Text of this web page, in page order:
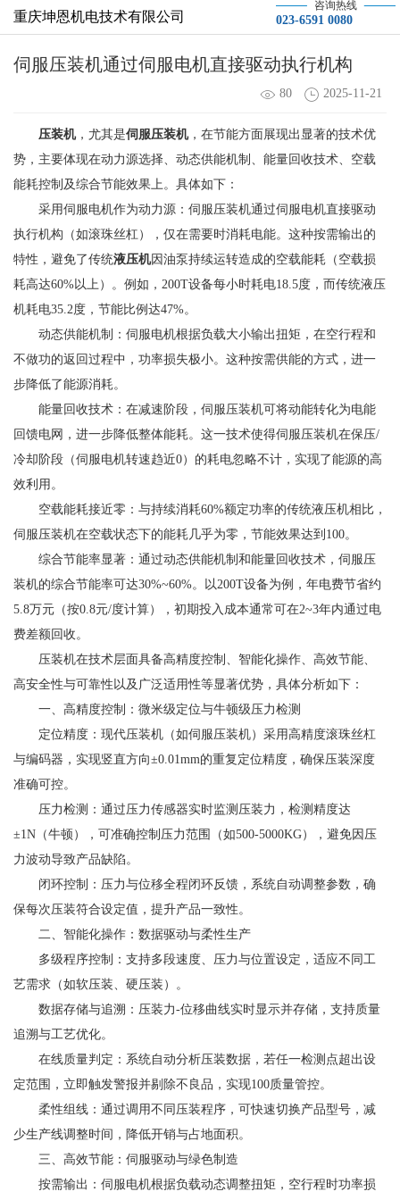
重庆坤恩机电技术有限公司
咨询热线
023-6591 0080
伺服压装机通过伺服电机直接驱动执行机构
80 2025-11-21
压装机，尤其是伺服压装机，在节能方面展现出显著的技术优
势，主要体现在动力源选择、动态供能机制、能量回收技术、空载
能耗控制及综合节能效果上。具体如下：
采用伺服电机作为动力源：伺服压装机通过伺服电机直接驱动
执行机构（如滚珠丝杠），仅在需要时消耗电能。这种按需输出的
特性，避免了传统液压机因油泵持续运转造成的空载能耗（空载损
耗高达60%以上）。例如，200T设备每小时耗电18.5度，而传统液压
机耗电35.2度，节能比例达47%。
动态供能机制：伺服电机根据负载大小输出扭矩，在空行程和
不做功的返回过程中，功率损失极小。这种按需供能的方式，进一
步降低了能源消耗。
能量回收技术：在减速阶段，伺服压装机可将动能转化为电能
回馈电网，进一步降低整体能耗。这一技术使得伺服压装机在保压/
冷却阶段（伺服电机转速趋近0）的耗电忽略不计，实现了能源的高
效利用。
空载能耗接近零：与持续消耗60%额定功率的传统液压机相比，
伺服压装机在空载状态下的能耗几乎为零，节能效果达到100。
综合节能率显著：通过动态供能机制和能量回收技术，伺服压
装机的综合节能率可达30%~60%。以200T设备为例，年电费节省约
5.8万元（按0.8元/度计算），初期投入成本通常可在2~3年内通过电
费差额回收。
压装机在技术层面具备高精度控制、智能化操作、高效节能、
高安全性与可靠性以及广泛适用性等显著优势，具体分析如下：
一、高精度控制：微米级定位与牛顿级压力检测
定位精度：现代压装机（如伺服压装机）采用高精度滚珠丝杠
与编码器，实现竖直方向±0.01mm的重复定位精度，确保压装深度
准确可控。
压力检测：通过压力传感器实时监测压装力，检测精度达
±1N（牛顿），可准确控制压力范围（如500-5000KG），避免因压
力波动导致产品缺陷。
闭环控制：压力与位移全程闭环反馈，系统自动调整参数，确
保每次压装符合设定值，提升产品一致性。
二、智能化操作：数据驱动与柔性生产
多级程序控制：支持多段速度、压力与位置设定，适应不同工
艺需求（如软压装、硬压装）。
数据存储与追溯：压装力-位移曲线实时显示并存储，支持质量
追溯与工艺优化。
在线质量判定：系统自动分析压装数据，若任一检测点超出设
定范围，立即触发警报并剔除不良品，实现100质量管控。
柔性组线：通过调用不同压装程序，可快速切换产品型号，减
少生产线调整时间，降低开销与占地面积。
三、高效节能：伺服驱动与绿色制造
按需输出：伺服电机根据负载动态调整扭矩，空行程时功率损